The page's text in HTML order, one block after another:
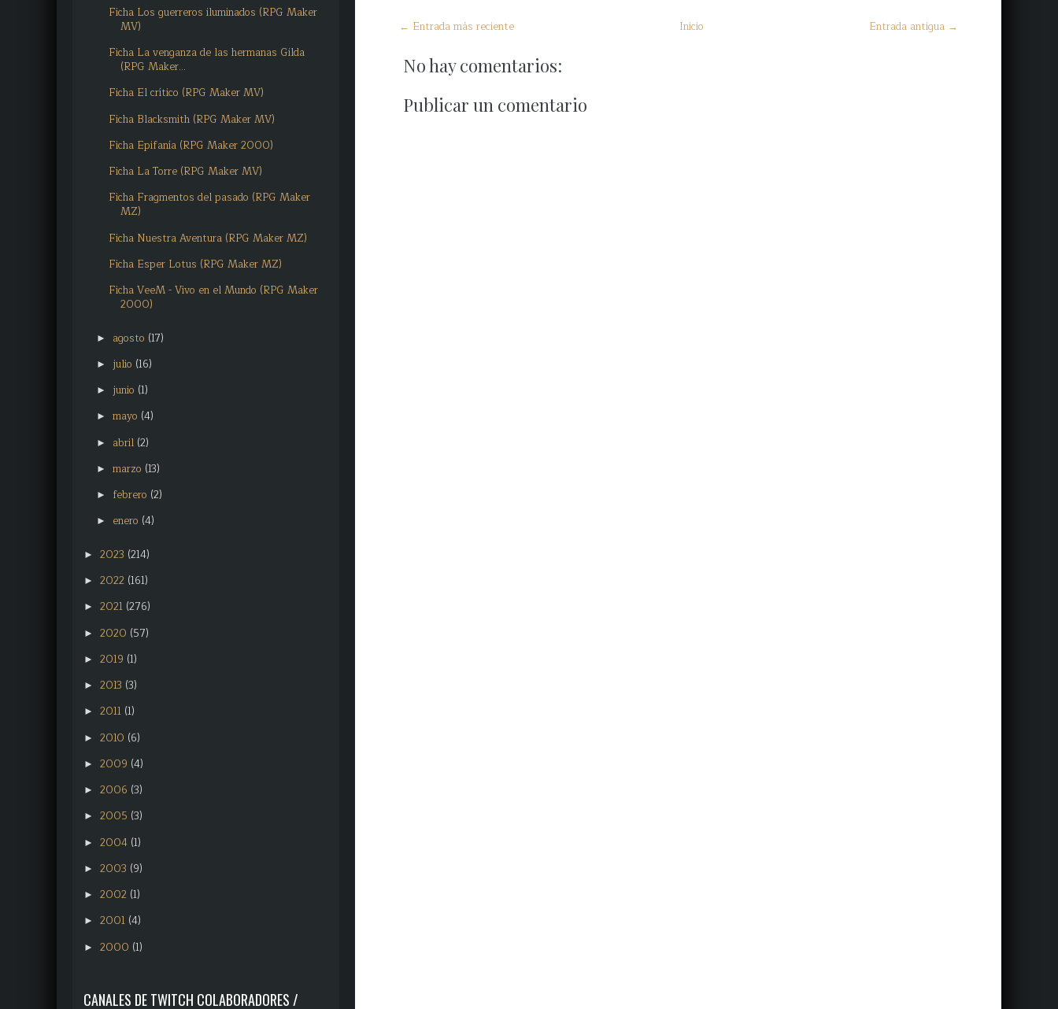
← Entrada más reciente Entrada antigua →
Inicio
No hay comentarios:
Publicar un comentario
Ficha Los guerreros iluminados (RPG Maker
MV)
Ficha La venganza de las hermanas Gilda
(RPG Maker...
Ficha El crítico (RPG Maker MV)
Ficha Blacksmith (RPG Maker MV)
Ficha Epifanía (RPG Maker 2000)
Ficha La Torre (RPG Maker MV)
Ficha Fragmentos del pasado (RPG Maker
MZ)
Ficha Nuestra Aventura (RPG Maker MZ)
Ficha Esper Lotus (RPG Maker MZ)
Ficha VeeM - Vivo en el Mundo (RPG Maker
2000)
► agosto (17)
► julio (16)
► junio (1)
► mayo (4)
► abril (2)
► marzo (13)
► febrero (2)
► enero (4)
► 2023 (214)
► 2022 (161)
► 2021 (276)
► 2020 (57)
► 2019 (1)
► 2013 (3)
► 2011 (1)
► 2010 (6)
► 2009 (4)
► 2006 (3)
► 2005 (3)
► 2004 (1)
► 2003 (9)
► 2002 (1)
► 2001 (4)
► 2000 (1)
CANALES DE TWITCH COLABORADORES /